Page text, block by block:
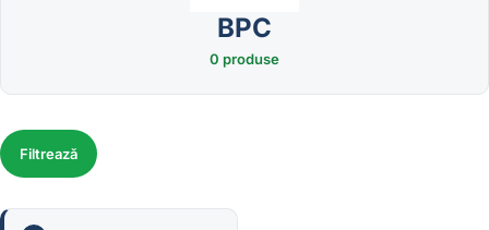
BPC
0 produse
Filtrează